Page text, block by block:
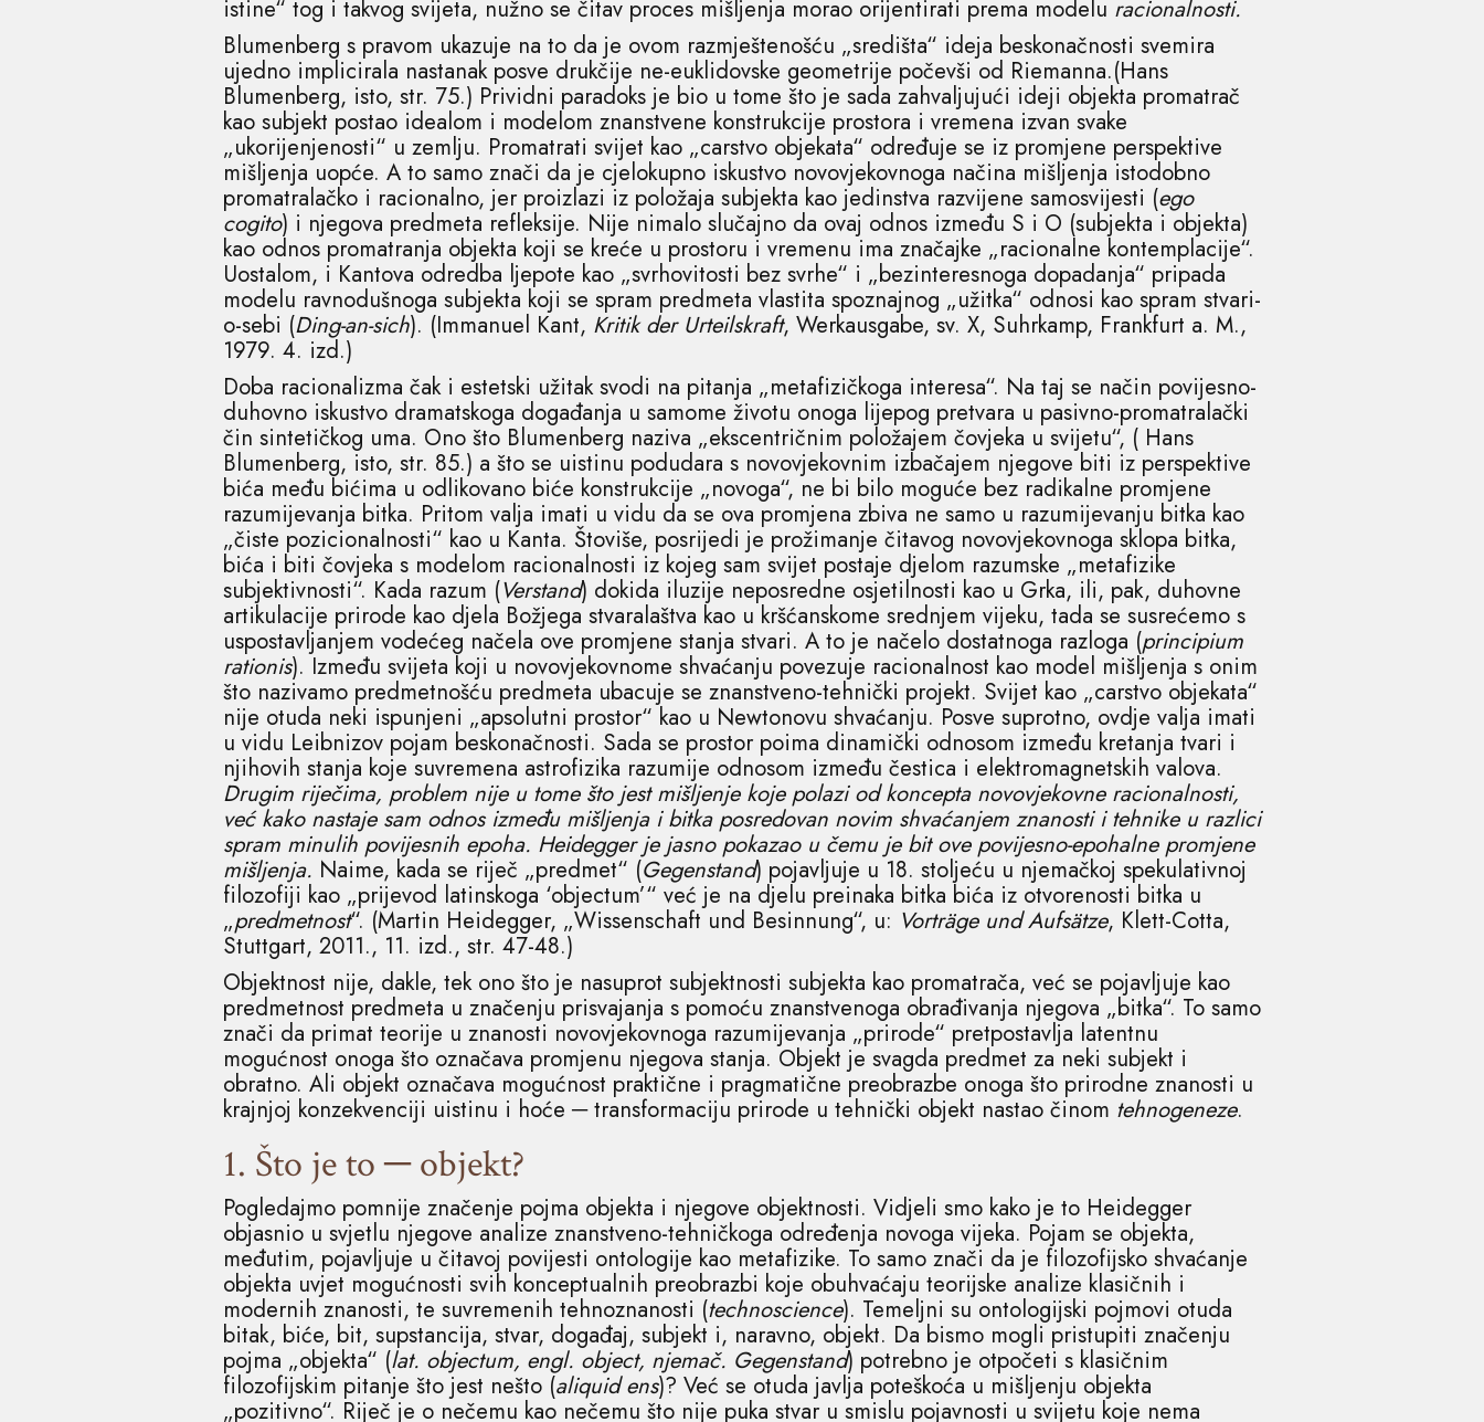
istine“ tog i takvog svijeta, nužno se čitav proces mišljenja morao orijentirati prema modelu racionalnosti.
Blumenberg s pravom ukazuje na to da je ovom razmještenošću „središta“ ideja beskonačnosti svemira
ujedno implicirala nastanak posve drukčije ne-euklidovske geometrije počevši od Riemanna.(Hans
Blumenberg, isto, str. 75.) Prividni paradoks je bio u tome što je sada zahvaljujući ideji objekta promatrač
kao subjekt postao idealom i modelom znanstvene konstrukcije prostora i vremena izvan svake
„ukorijenjenosti“ u zemlju. Promatrati svijet kao „carstvo objekata“ određuje se iz promjene perspektive
mišljenja uopće. A to samo znači da je cjelokupno iskustvo novovjekovnoga načina mišljenja istodobno
promatralačko i racionalno, jer proizlazi iz položaja subjekta kao jedinstva razvijene samosvijesti (ego
cogito) i njegova predmeta refleksije. Nije nimalo slučajno da ovaj odnos između S i O (subjekta i objekta)
kao odnos promatranja objekta koji se kreće u prostoru i vremenu ima značajke „racionalne kontemplacije“.
Uostalom, i Kantova odredba ljepote kao „svrhovitosti bez svrhe“ i „bezinteresnoga dopadanja“ pripada
modelu ravnodušnoga subjekta koji se spram predmeta vlastita spoznajnog „užitka“ odnosi kao spram stvari-
o-sebi (Ding-an-sich). (Immanuel Kant, Kritik der Urteilskraft, Werkausgabe, sv. X, Suhrkamp, Frankfurt a. M.,
1979. 4. izd.)
Doba racionalizma čak i estetski užitak svodi na pitanja „metafizičkoga interesa“. Na taj se način povijesno-
duhovno iskustvo dramatskoga događanja u samome životu onoga lijepog pretvara u pasivno-promatralački
čin sintetičkog uma. Ono što Blumenberg naziva „ekscentričnim položajem čovjeka u svijetu“, ( Hans
Blumenberg, isto, str. 85.) a što se uistinu podudara s novovjekovnim izbačajem njegove biti iz perspektive
bića među bićima u odlikovano biće konstrukcije „novoga“, ne bi bilo moguće bez radikalne promjene
razumijevanja bitka. Pritom valja imati u vidu da se ova promjena zbiva ne samo u razumijevanju bitka kao
„čiste pozicionalnosti“ kao u Kanta. Štoviše, posrijedi je prožimanje čitavog novovjekovnoga sklopa bitka,
bića i biti čovjeka s modelom racionalnosti iz kojeg sam svijet postaje djelom razumske „metafizike
subjektivnosti“. Kada razum (Verstand) dokida iluzije neposredne osjetilnosti kao u Grka, ili, pak, duhovne
artikulacije prirode kao djela Božjega stvaralaštva kao u kršćanskome srednjem vijeku, tada se susrećemo s
uspostavljanjem vodećeg načela ove promjene stanja stvari. A to je načelo dostatnoga razloga (principium
rationis). Između svijeta koji u novovjekovnome shvaćanju povezuje racionalnost kao model mišljenja s onim
što nazivamo predmetnošću predmeta ubacuje se znanstveno-tehnički projekt. Svijet kao „carstvo objekata“
nije otuda neki ispunjeni „apsolutni prostor“ kao u Newtonovu shvaćanju. Posve suprotno, ovdje valja imati
u vidu Leibnizov pojam beskonačnosti. Sada se prostor poima dinamički odnosom između kretanja tvari i
njihovih stanja koje suvremena astrofizika razumije odnosom između čestica i elektromagnetskih valova.
Drugim riječima, problem nije u tome što jest mišljenje koje polazi od koncepta novovjekovne racionalnosti,
već kako nastaje sam odnos između mišljenja i bitka posredovan novim shvaćanjem znanosti i tehnike u razlici
spram minulih povijesnih epoha. Heidegger je jasno pokazao u čemu je bit ove povijesno-epohalne promjene
mišljenja. Naime, kada se riječ „predmet“ (Gegenstand) pojavljuje u 18. stoljeću u njemačkoj spekulativnoj
filozofiji kao „prijevod latinskoga ‘objectum’“ već je na djelu preinaka bitka bića iz otvorenosti bitka u
„predmetnost“. (Martin Heidegger, „Wissenschaft und Besinnung“, u: Vorträge und Aufsätze, Klett-Cotta,
Stuttgart, 2011., 11. izd., str. 47-48.)
Objektnost nije, dakle, tek ono što je nasuprot subjektnosti subjekta kao promatrača, već se pojavljuje kao
predmetnost predmeta u značenju prisvajanja s pomoću znanstvenoga obrađivanja njegova „bitka“. To samo
znači da primat teorije u znanosti novovjekovnoga razumijevanja „prirode“ pretpostavlja latentnu
mogućnost onoga što označava promjenu njegova stanja. Objekt je svagda predmet za neki subjekt i
obratno. Ali objekt označava mogućnost praktične i pragmatične preobrazbe onoga što prirodne znanosti u
krajnjoj konzekvenciji uistinu i hoće ─ transformaciju prirode u tehnički objekt nastao činom tehnogeneze.
1. Što je to ─ objekt?
Pogledajmo pomnije značenje pojma objekta i njegove objektnosti. Vidjeli smo kako je to Heidegger
objasnio u svjetlu njegove analize znanstveno-tehničkoga određenja novoga vijeka. Pojam se objekta,
međutim, pojavljuje u čitavoj povijesti ontologije kao metafizike. To samo znači da je filozofijsko shvaćanje
objekta uvjet mogućnosti svih konceptualnih preobrazbi koje obuhvaćaju teorijske analize klasičnih i
modernih znanosti, te suvremenih tehnoznanosti (technoscience). Temeljni su ontologijski pojmovi otuda
bitak, biće, bit, supstancija, stvar, događaj, subjekt i, naravno, objekt. Da bismo mogli pristupiti značenju
pojma „objekta“ (lat. objectum, engl. object, njemač. Gegenstand) potrebno je otpočeti s klasičnim
filozofijskim pitanje što jest nešto (aliquid ens)? Već se otuda javlja poteškoća u mišljenju objekta
„pozitivno“. Riječ je o nečemu kao nečemu što nije puka stvar u smislu pojavnosti u svijetu koje nema